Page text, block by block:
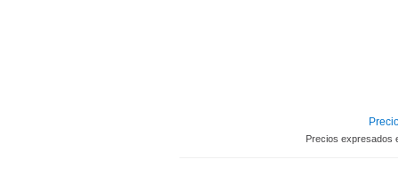
Precios expresados